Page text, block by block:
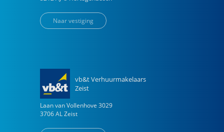
Naar vestiging
vb&t Verhuurmakelaars
Zeist
Laan van Vollenhove 3029
3706 AL Zeist